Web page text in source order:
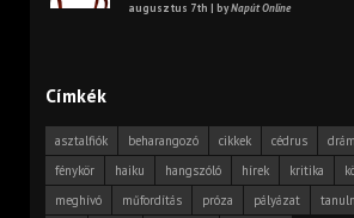
augusztus 7th | byNapút Online
Címkék
asztalfiók beharangozó cikkek cédrus
fénykör
haiku hangszóló hírek kritika
meghívó
műfordítás próza pályázat